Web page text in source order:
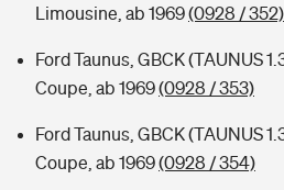
Limousine, ab 1969(0928 / 352)
Ford Taunus, GBCK (TAUNUS
Coupe, ab 1969(0928 / 353)
Ford Taunus, GBCK (TAUNUS
Coupe, ab 1969(0928 / 354)